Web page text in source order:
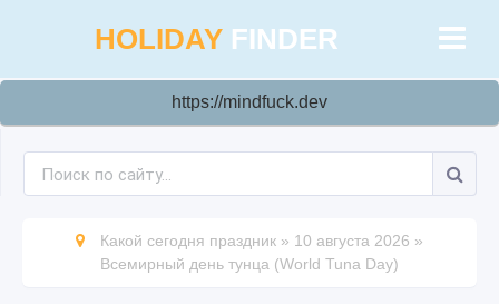
HOLIDAY FINDER
https://mindfuck.dev
Какой сегодня праздник » 10 августа 2026 »
Всемирный день тунца (World Tuna Day)